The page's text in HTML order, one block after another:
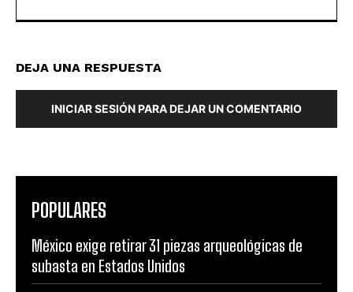
DEJA UNA RESPUESTA
INICIAR SESIÓN PARA DEJAR UN COMENTARIO
POPULARES
México exige retirar 31 piezas arqueológicas de
subasta en Estados Unidos